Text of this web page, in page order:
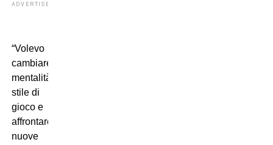
ADVERTISEMENT
“Volevo
cambiare
mentalità,
stile di
gioco e
affrontare
nuove